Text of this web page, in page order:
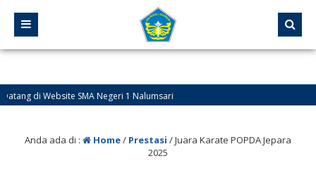
Website SMA Negeri 1 Nalumsari
Anda ada di : Home/ Prestasi /Juara Karate POPDA Jepara
2025